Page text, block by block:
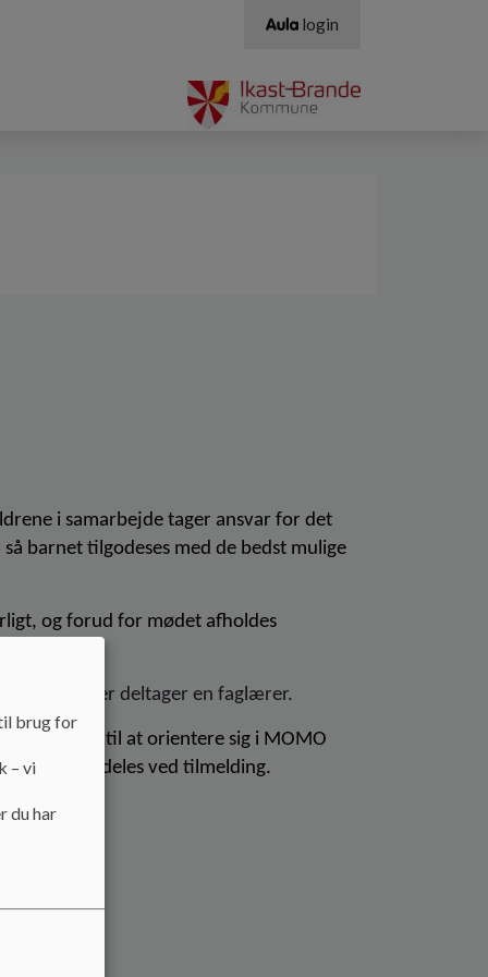
login
i samarbejde tager ansvar for det
barnet tilgodeses med de bedst mulige
og forud for mødet afholdes
der ud over deltager en faglærer.
opfordres til at orientere sig i MOMO
meddeles ved tilmelding.
brug for
– vi
du har